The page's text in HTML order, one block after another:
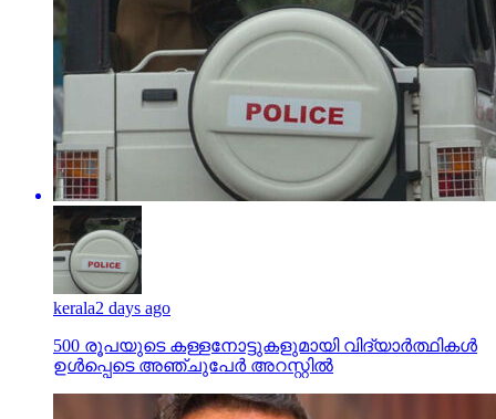
kerala2 days ago
500 രൂപയുടെ കള്ളനോട്ടുകളുമായി വിദ്യാര്‍ത്ഥികള്‍
ഉള്‍പ്പെടെ അഞ്ചുപേര്‍ അറസ്റ്റില്‍